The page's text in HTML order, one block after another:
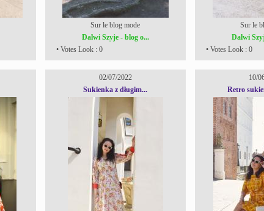
Sur le blog mode
Dalwi Szyje - blog o...
• Votes Look : 0
Sur le
Dalwi
• Votes Look : 0
02/07/2022
Sukienka z długim...
10/
Retro